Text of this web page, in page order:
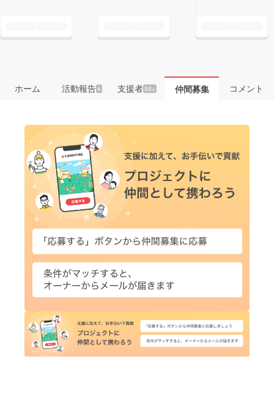
ホーム 活動報告4 支援者99+ 仲間募集 コメント